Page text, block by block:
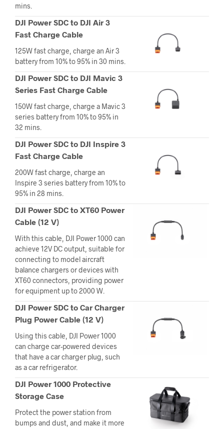
mins.
DJI Power SDC to DJI Air 3
Fast Charge Cable
125W fast charge, charge an Air 3
battery from 10% to 95% in 30 mins.
DJI Power SDC to DJI Mavic 3
Series Fast Charge Cable
150W fast charge, charge a Mavic 3
series battery from 10% to 95% in
32 mins.
DJI Power SDC to DJI Inspire 3
Fast Charge Cable
200W fast charge, charge an
Inspire 3 series battery from 10% to
95% in 28 mins.
DJI Power SDC to XT60 Power
Cable (12 V)
With this cable, DJI Power 1000 can
achieve 12V DC output, suitable for
connecting to model aircraft
balance chargers or devices with
XT60 connectors, providing power
for equipment up to 2000 W.
DJI Power SDC to Car Charger
Plug Power Cable (12 V)
Using this cable, DJI Power 1000
can charge car-powered devices
that have a car charger plug, such
as a car refrigerator.
DJI Power 1000 Protective
Storage Case
Protect the power station from
bumps and dust, and make it more